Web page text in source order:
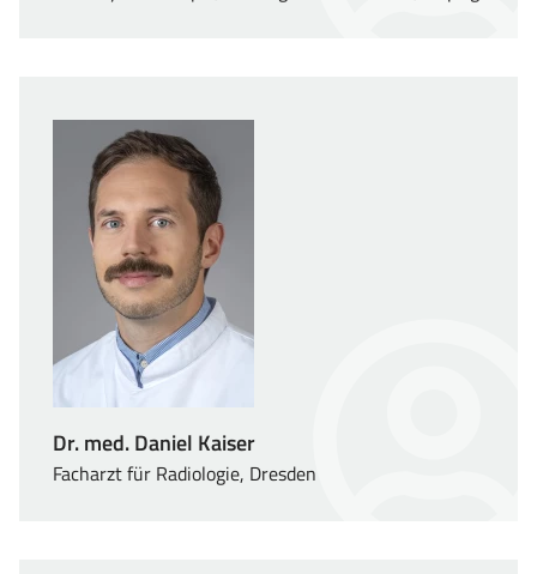
Dr. med. Daniel Kaiser
Facharzt für Radiologie, Dresden